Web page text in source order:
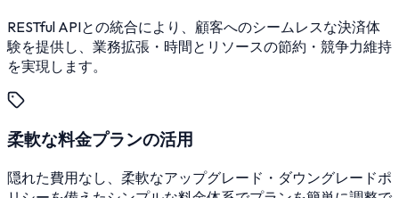
RESTful APIとの統合により、顧客へのシームレスな決済体
験を提供し、業務拡張・時間とリソースの節約・競争力維持
を実現します。
柔軟な料金プランの活用
隠れた費用なし、柔軟なアップグレード・ダウングレードポ